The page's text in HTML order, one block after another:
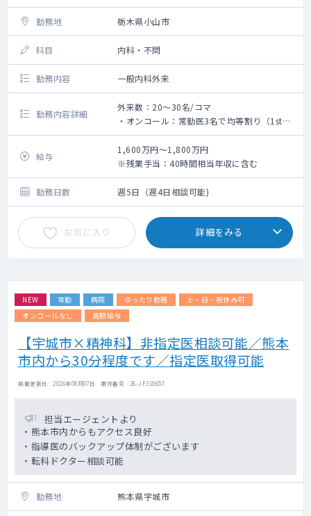
勤務地 栃木県小山市
科目 内科・不問
勤務内容 一般内科外来
勤務内容詳細
外来数：20～30名/コマ
・オンコール：常勤医3名で均等割り（1st看
護師、2nd医師）
└主な対応は熱発やお看取りとなりますが、
予想出来うることは日中のうちにカンファレ
ンス等で共有がございます
・外来と合わせて緊急往診のご対応をいただ
く可能性がございます。
・電子カルテ（モバカル）
給与
1,600万円～1,800万円
※残業手当：40時間相当年収に含む
勤務日数 週5日（週4日相談可能)
お気に入り 詳細をみる
NEW 常勤 病院 ゆったり勤務
土・日・祝休み可
オンコールなし
高額給与
【宇城市×精神科】非指定医相談可能／熊本
市内から30分程度です／指定医取得可能
掲載更新日 : 2026年08月07日 案件番号 : 26-JF310657
担当エージェントより
・熊本市内からもアクセス良好
・指導医のバックアップ体制がございます
・転科ドクター相談可能
勤務地 熊本県宇城市